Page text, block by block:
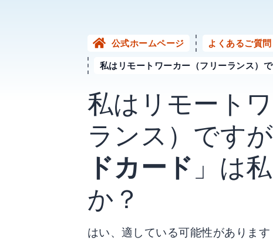
公式ホームページ よくあるご質問
私はリモートワーカー（フリーランス）
私はリモート
ランス）です
ドカード 」は
か？
はい、適している可能性があります